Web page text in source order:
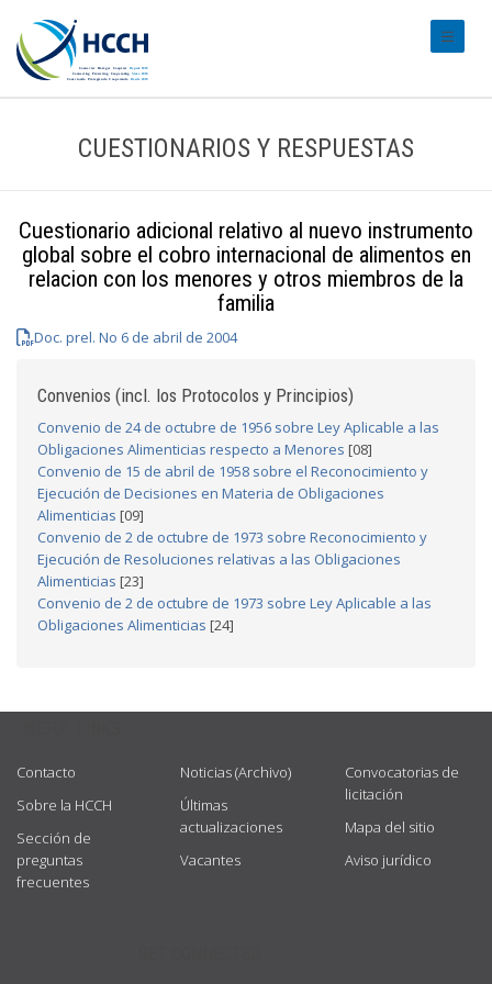
CUESTIONARIOS Y RESPUESTAS
Cuestionario adicional relativo al nuevo instrumento
global sobre el cobro internacional de alimentos en
relacion con los menores y otros miembros de la
familia
Doc. prel. No 6 de abril de 2004
Convenios (incl. los Protocolos y Principios)
Convenio de 24 de octubre de 1956 sobre Ley Aplicable a las
Obligaciones Alimenticias respecto a Menores [08]
Convenio de 15 de abril de 1958 sobre el Reconocimiento y
Ejecución de Decisiones en Materia de Obligaciones
Alimenticias [09]
Convenio de 2 de octubre de 1973 sobre Reconocimiento y
Ejecución de Resoluciones relativas a las Obligaciones
Alimenticias [23]
Convenio de 2 de octubre de 1973 sobre Ley Aplicable a las
Obligaciones Alimenticias [24]
Contacto
Sobre la HCCH
Sección de
preguntas
frecuentes
Noticias (Archivo)
Últimas
actualizaciones
Vacantes
Convocatorias de
licitación
Mapa del sitio
Aviso jurídico